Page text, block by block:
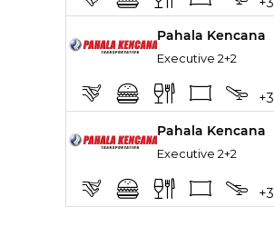
TITIK NAIK
Pahala Kencana
Executive 2+2
+3
TITIK NAIK
Pahala Kencana
Executive 2+2
+3